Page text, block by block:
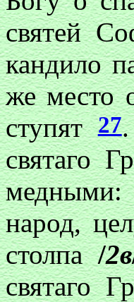
святей
кандило
же место
ступят27
святаго
медными:
народ,
столпа/2в
святаго